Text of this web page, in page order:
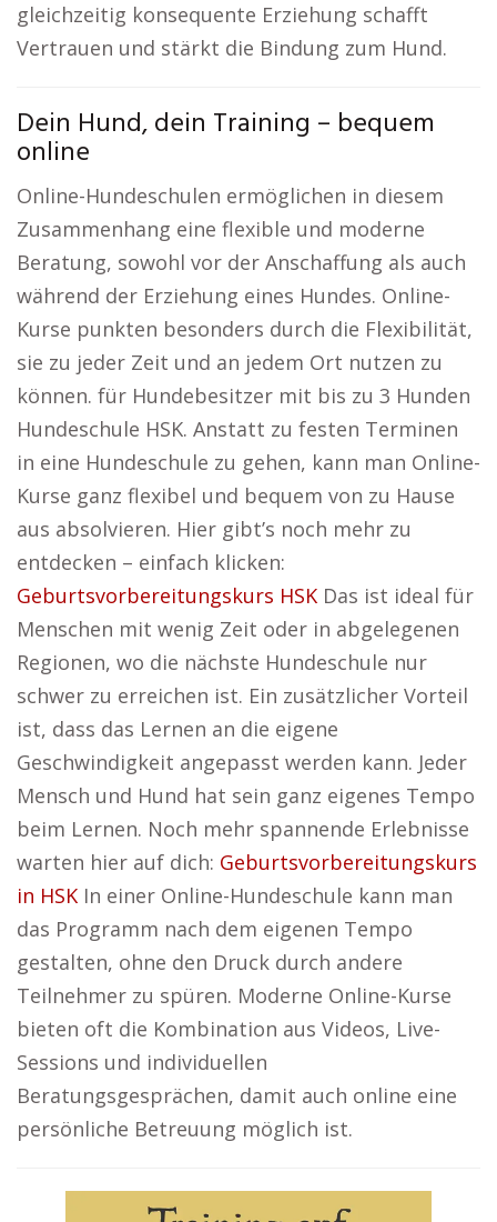
gleichzeitig konsequente Erziehung schafft
Vertrauen und stärkt die Bindung zum Hund.
Dein Hund, dein Training – bequem
online
Online-Hundeschulen ermöglichen in diesem
Zusammenhang eine flexible und moderne
Beratung, sowohl vor der Anschaffung als auch
während der Erziehung eines Hundes. Online-
Kurse punkten besonders durch die Flexibilität,
sie zu jeder Zeit und an jedem Ort nutzen zu
können. für Hundebesitzer mit bis zu 3 Hunden
Hundeschule HSK. Anstatt zu festen Terminen
in eine Hundeschule zu gehen, kann man Online-
Kurse ganz flexibel und bequem von zu Hause
aus absolvieren. Hier gibt’s noch mehr zu
entdecken – einfach klicken:
Geburtsvorbereitungskurs HSK Das ist ideal für
Menschen mit wenig Zeit oder in abgelegenen
Regionen, wo die nächste Hundeschule nur
schwer zu erreichen ist. Ein zusätzlicher Vorteil
ist, dass das Lernen an die eigene
Geschwindigkeit angepasst werden kann. Jeder
Mensch und Hund hat sein ganz eigenes Tempo
beim Lernen. Noch mehr spannende Erlebnisse
warten hier auf dich: Geburtsvorbereitungskurs
in HSK In einer Online-Hundeschule kann man
das Programm nach dem eigenen Tempo
gestalten, ohne den Druck durch andere
Teilnehmer zu spüren. Moderne Online-Kurse
bieten oft die Kombination aus Videos, Live-
Sessions und individuellen
Beratungsgesprächen, damit auch online eine
persönliche Betreuung möglich ist.